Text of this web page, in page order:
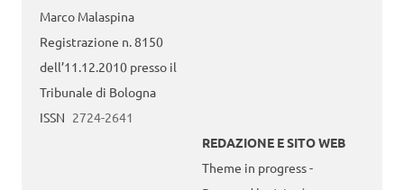
Marco Malaspina
Registrazione n. 8150
dell’11.12.2010 presso il
Tribunale di Bologna
ISSN 2724-2641
REDAZIONE E SITO WEB
Theme in progress -